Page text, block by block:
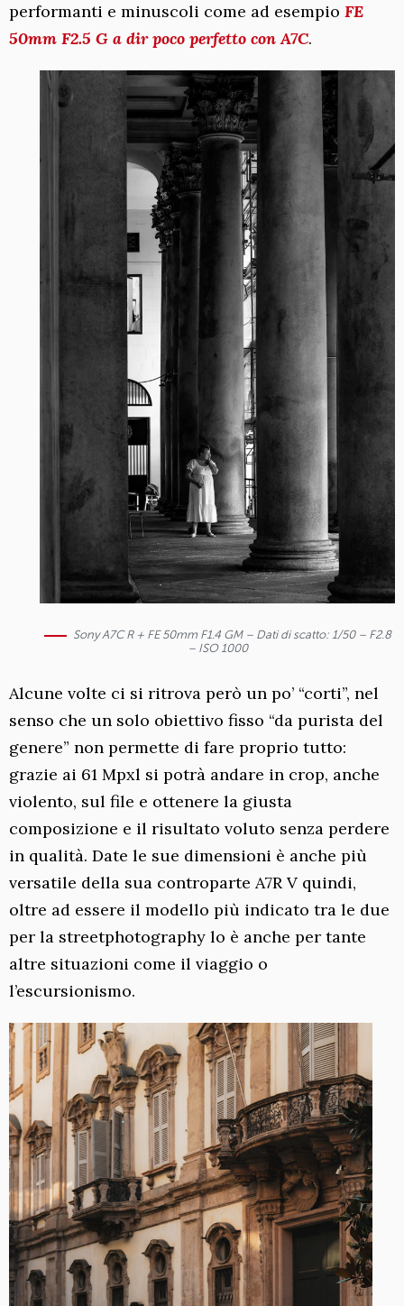
performanti e minuscoli come ad esempio FE
50mm F2.5 G a dir poco perfetto con A7C.
Sony A7C R + FE 50mm F1.4 GM – Dati di scatto: 1/50 – F2.8
– ISO 1000
Alcune volte ci si ritrova però un po’ “corti”, nel
senso che un solo obiettivo fisso “da purista del
genere” non permette di fare proprio tutto:
grazie ai 61 Mpxl si potrà andare in crop, anche
violento, sul file e ottenere la giusta
composizione e il risultato voluto senza perdere
in qualità. Date le sue dimensioni è anche più
versatile della sua controparte A7R V quindi,
oltre ad essere il modello più indicato tra le due
per la streetphotography lo è anche per tante
altre situazioni come il viaggio o
l’escursionismo.